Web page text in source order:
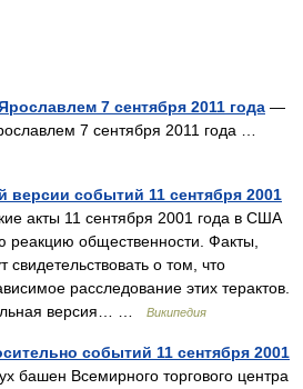
7 сентября 2011 года —
7 сентября 2011 года …
версии событий 11 сентября 2001
акты 11 сентября 2001 года в США
реакцию общественности. Факты,
о том, что
расследование этих терактов.
версия… …
Википедия
событий 11 сентября 2001
башен Всемирного торгового центра